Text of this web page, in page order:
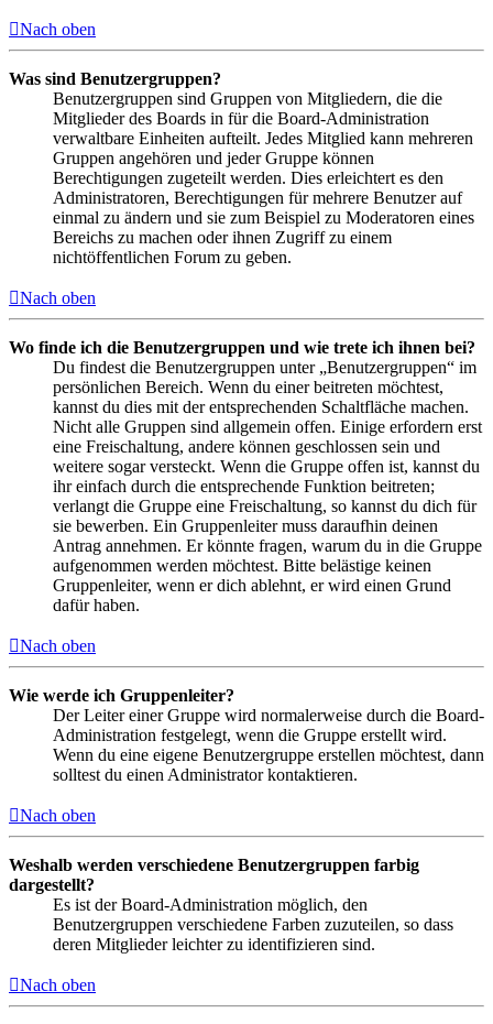
Nach oben
Was sind Benutzergruppen?
Benutzergruppen sind Gruppen von Mitgliedern, die die
Mitglieder des Boards in für die Board-Administration
verwaltbare Einheiten aufteilt. Jedes Mitglied kann mehreren
Gruppen angehören und jeder Gruppe können
Berechtigungen zugeteilt werden. Dies erleichtert es den
Administratoren, Berechtigungen für mehrere Benutzer auf
einmal zu ändern und sie zum Beispiel zu Moderatoren eines
Bereichs zu machen oder ihnen Zugriff zu einem
nichtöffentlichen Forum zu geben.
Nach oben
Wo finde ich die Benutzergruppen und wie trete ich ihnen bei?
Du findest die Benutzergruppen unter „Benutzergruppen“ im
persönlichen Bereich. Wenn du einer beitreten möchtest,
kannst du dies mit der entsprechenden Schaltfläche machen.
Nicht alle Gruppen sind allgemein offen. Einige erfordern erst
eine Freischaltung, andere können geschlossen sein und
weitere sogar versteckt. Wenn die Gruppe offen ist, kannst du
ihr einfach durch die entsprechende Funktion beitreten;
verlangt die Gruppe eine Freischaltung, so kannst du dich für
sie bewerben. Ein Gruppenleiter muss daraufhin deinen
Antrag annehmen. Er könnte fragen, warum du in die Gruppe
aufgenommen werden möchtest. Bitte belästige keinen
Gruppenleiter, wenn er dich ablehnt, er wird einen Grund
dafür haben.
Nach oben
Wie werde ich Gruppenleiter?
Der Leiter einer Gruppe wird normalerweise durch die Board-
Administration festgelegt, wenn die Gruppe erstellt wird.
Wenn du eine eigene Benutzergruppe erstellen möchtest, dann
solltest du einen Administrator kontaktieren.
Nach oben
Weshalb werden verschiedene Benutzergruppen farbig
dargestellt?
Es ist der Board-Administration möglich, den
Benutzergruppen verschiedene Farben zuzuteilen, so dass
deren Mitglieder leichter zu identifizieren sind.
Nach oben